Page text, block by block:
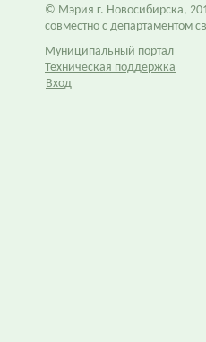
© Мэрия г. Новосибирска,
совместно с департаментом
Муниципальный портал
Техническая поддержка
Вход